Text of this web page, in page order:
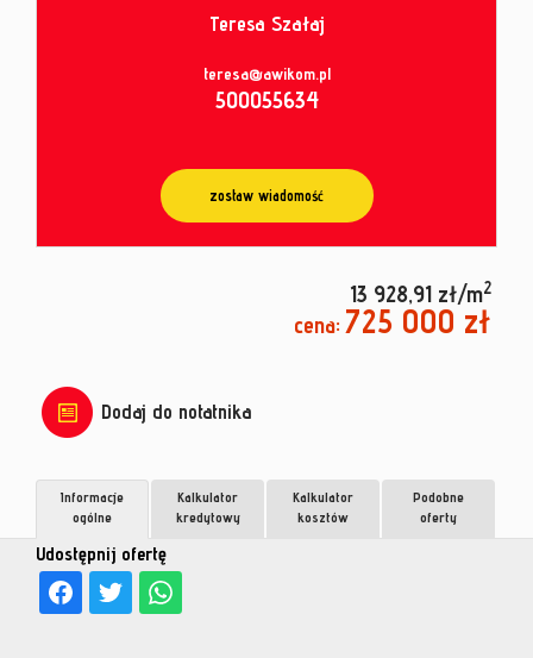
Teresa Szałaj
teresa@awikom.pl
500055634
zostaw wiadomość
13 928,91 zł/m2
cena: 725 000 zł
Dodaj do notatnika
Udostępnij ofertę
Informacje
ogólne
Kalkulator
kredytowy
Kalkulator
kosztów
Podobne
oferty